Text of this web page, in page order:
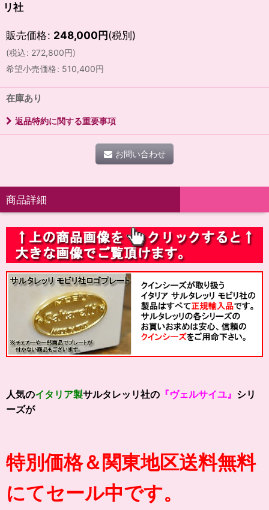
リ社
販売価格: 248,000円(税別)
(税込: 272,800円)
希望小売価格: 510,400円
在庫あり
返品特約に関する重要事項
お問い合わせ
商品詳細
人気のイタリア製サルタレッリ社の 『ヴェルサイユ』 シリ
ーズが
特別価格＆関東地区送料無料
にてセール中です。